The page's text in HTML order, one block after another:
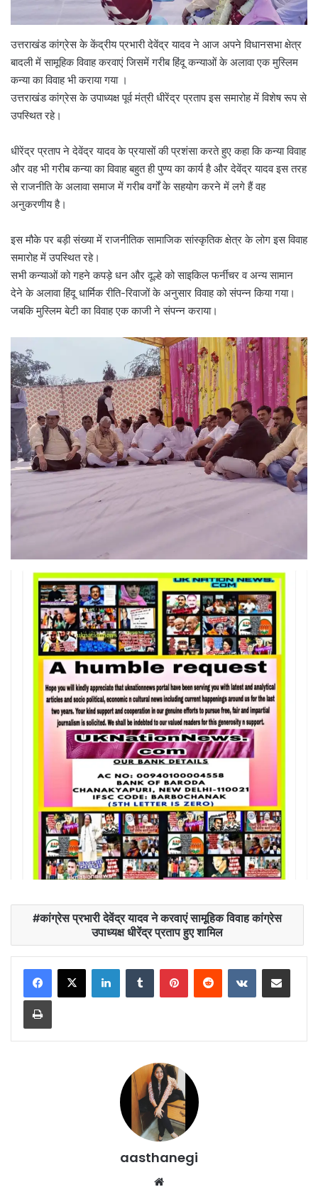
उत्तराखंड कांग्रेस के केंद्रीय प्रभारी देवेंद्र यादव ने आज अपने विधानसभा क्षेत्र
बादली में सामूहिक विवाह करवाएं जिसमें गरीब हिंदू कन्याओं के अलावा एक मुस्लिम
कन्या का विवाह भी कराया गया ।
उत्तराखंड कांग्रेस के उपाध्यक्ष पूर्व मंत्री धीरेंद्र प्रताप इस समारोह में विशेष रूप से
उपस्थित रहे।
धीरेंद्र प्रताप ने देवेंद्र यादव के प्रयासों की प्रशंसा करते हुए कहा कि कन्या विवाह
और वह भी गरीब कन्या का विवाह बहुत ही पुण्य का कार्य है और देवेंद्र यादव इस तरह
से राजनीति के अलावा समाज में गरीब वर्गों के सहयोग करने में लगे हैं वह
अनुकरणीय है।
इस मौके पर बड़ी संख्या में राजनीतिक सामाजिक सांस्कृतिक क्षेत्र के लोग इस विवाह
समारोह में उपस्थित रहे।
सभी कन्याओं को गहने कपड़े धन और दूल्हे को साइकिल फर्नीचर व अन्य सामान
देने के अलावा हिंदू धार्मिक रीति-रिवाजों के अनुसार विवाह को संपन्न किया गया।
जबकि मुस्लिम बेटी का विवाह एक काजी ने संपन्न कराया।
कांग्रेस प्रभारी देवेंद्र यादव ने करवाएं सामूहिक विवाह कांग्रेस
उपाध्यक्ष धीरेंद्र प्रताप हुए शामिल
LinkedInTumblr PinterestReddit VKontakteShare via Email
Print
aasthanegi